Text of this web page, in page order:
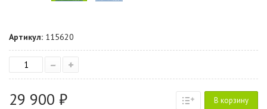
Артикул: 115620
– +
29 900 ₽ В корзину